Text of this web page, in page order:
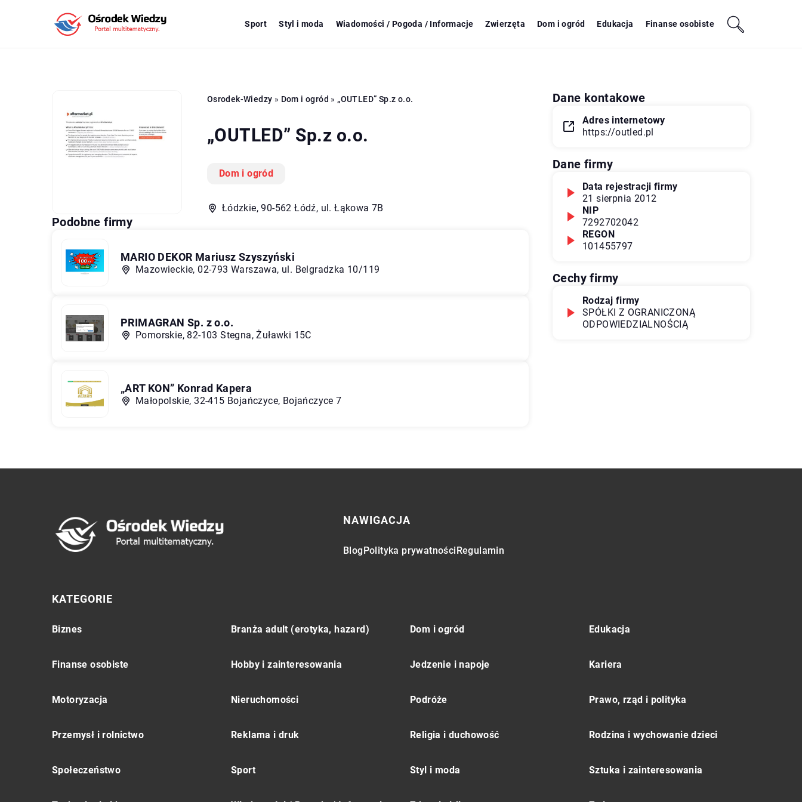
Sport Styl i moda Wiadomości / Pogoda / Informacje Zwierzęta Dom i ogród Edukacja Finanse osobiste
Osrodek-Wiedzy » Dom i ogród » „OUTLED” Sp.z o.o.
„OUTLED” Sp.z o.o.
Dom i ogród
Łódzkie, 90-562 Łódź, ul. Łąkowa 7B
Podobne firmy
MARIO DEKOR Mariusz Szyszyński
Mazowieckie, 02-793 Warszawa, ul. Belgradzka 10/119
PRIMAGRAN Sp. z o.o.
Pomorskie, 82-103 Stegna, Żuławki 15C
„ART KON” Konrad Kapera
Małopolskie, 32-415 Bojańczyce, Bojańczyce 7
Dane kontakowe
Adres internetowy
https://outled.pl
Dane firmy
Data rejestracji firmy
21 sierpnia 2012
NIP
7292702042
REGON
101455797
Cechy firmy
Rodzaj firmy
SPÓŁKI Z OGRANICZONĄ
ODPOWIEDZIALNOŚCIĄ
NAWIGACJA
BlogPolityka prywatnościRegulamin
KATEGORIE
Biznes Branża adult (erotyka, hazard) Dom i ogród Edukacja
Finanse osobiste Hobby i zainteresowania Jedzenie i napoje Kariera
Motoryzacja Nieruchomości Podróże Prawo, rząd i polityka
Przemysł i rolnictwo Reklama i druk Religia i duchowość Rodzina i wychowanie dzieci
Społeczeństwo Sport Styl i moda Sztuka i zainteresowania